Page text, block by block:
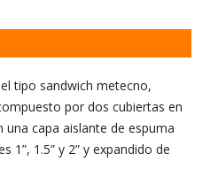
tipo sandwich metecno,
por dos cubiertas en
capa aislante de espuma
1”, 1.5” y 2” y expandido de